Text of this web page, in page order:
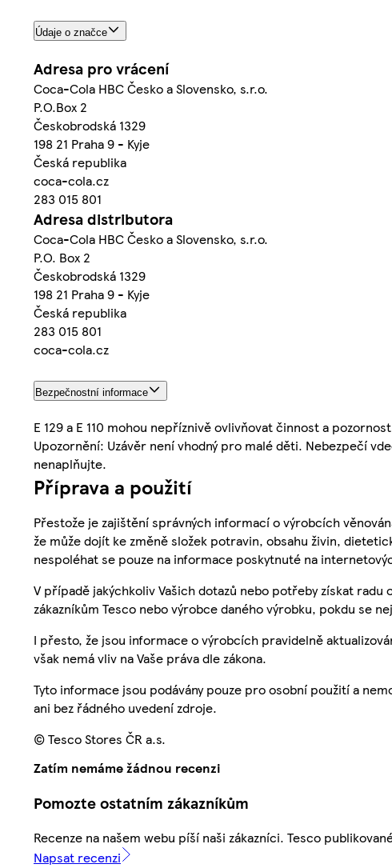
Údaje o značce
Adresa pro vrácení
Coca-Cola HBC Česko a Slovensko, s.r.o.
P.O.Box 2
Českobrodská 1329
198 21 Praha 9 - Kyje
Česká republika
coca-cola.cz
283 015 801
Adresa distributora
Coca-Cola HBC Česko a Slovensko, s.r.o.
P.O. Box 2
Českobrodská 1329
198 21 Praha 9 - Kyje
Česká republika
283 015 801
coca-cola.cz
Bezpečnostní informace
E 129 a E 110 mohou nepříznivě ovlivňovat činnost a
Upozornění: Uzávěr není vhodný pro malé děti. Nebezpečí
nenaplňujte.
Příprava a použití
Přestože je zajištění správných informací o výrobcích
že může dojít ke změně složek potravin, obsahu živin,
nespoléhat se pouze na informace poskytnuté na
V případě jakýchkoliv Vašich dotazů nebo potřeby získat
zákazníkům Tesco nebo výrobce daného výrobku, pokdu se
I přesto, že jsou informace o výrobcích pravidelně
však nemá vliv na Vaše práva dle zákona.
Tyto informace jsou podávány pouze pro osobní použití a
ani bez řádného uvedení zdroje.
© Tesco Stores ČR a.s.
Zatím nemáme žádnou recenzi
Pomozte ostatním zákazníkům
Recenze na našem webu píší naši zákazníci. Tesco
Napsat recenzi